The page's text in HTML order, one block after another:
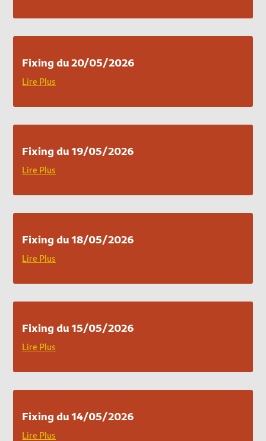
Fixing du 20/05/2026
Lire Plus
Fixing du 19/05/2026
Lire Plus
Fixing du 18/05/2026
Lire Plus
Fixing du 15/05/2026
Lire Plus
Fixing du 14/05/2026
Lire Plus